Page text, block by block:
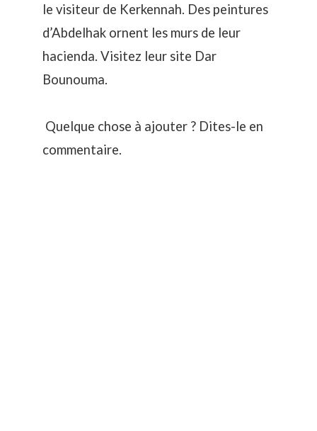
le visiteur de Kerkennah. Des peintures
d’Abdelhak ornent les murs de leur
hacienda. Visitez leur site Dar
Bounouma.
Quelque chose à ajouter ? Dites-le en
commentaire.